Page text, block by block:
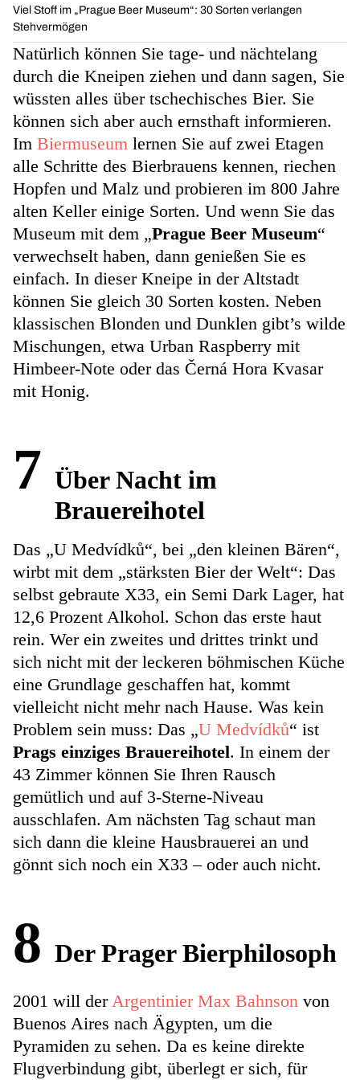
Viel Stoff im „Prague Beer Museum“: 30 Sorten verlangen
Stehvermögen
Natürlich können Sie tage- und nächtelang
durch die Kneipen ziehen und dann sagen, Sie
wüssten alles über tschechisches Bier. Sie
können sich aber auch ernsthaft informieren.
Im Biermuseum lernen Sie auf zwei Etagen
alle Schritte des Bierbrauens kennen, riechen
Hopfen und Malz und probieren im 800 Jahre
alten Keller einige Sorten. Und wenn Sie das
Museum mit dem „Prague Beer Museum“
verwechselt haben, dann genießen Sie es
einfach. In dieser Kneipe in der Altstadt
können Sie gleich 30 Sorten kosten. Neben
klassischen Blonden und Dunklen gibt’s wilde
Mischungen, etwa Urban Raspberry mit
Himbeer-Note oder das Černá Hora Kvasar
mit Honig.
7 Über Nacht im
Brauereihotel
Das „U Medvídků“, bei „den kleinen Bären“,
wirbt mit dem „stärksten Bier der Welt“: Das
selbst gebraute X33, ein Semi Dark Lager, hat
12,6 Prozent Alkohol. Schon das erste haut
rein. Wer ein zweites und drittes trinkt und
sich nicht mit der leckeren böhmischen Küche
eine Grundlage geschaffen hat, kommt
vielleicht nicht mehr nach Hause. Was kein
Problem sein muss: Das „U Medvídků“ ist
Prags einziges Brauereihotel. In einem der
43 Zimmer können Sie Ihren Rausch
gemütlich und auf 3-Sterne-Niveau
ausschlafen. Am nächsten Tag schaut man
sich dann die kleine Hausbrauerei an und
gönnt sich noch ein X33 – oder auch nicht.
8 Der Prager Bierphilosoph
2001 will derArgentinier Max Bahnson von
Buenos Aires nach Ägypten, um die
Pyramiden zu sehen. Da es keine direkte
Flugverbindung gibt, überlegt er sich, für